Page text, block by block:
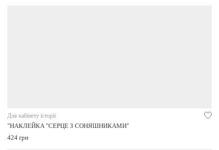
Для кабінету історії
"НАКЛЕЙКА "СЕРЦЕ З СОНЯШНИКАМИ"
424 грн